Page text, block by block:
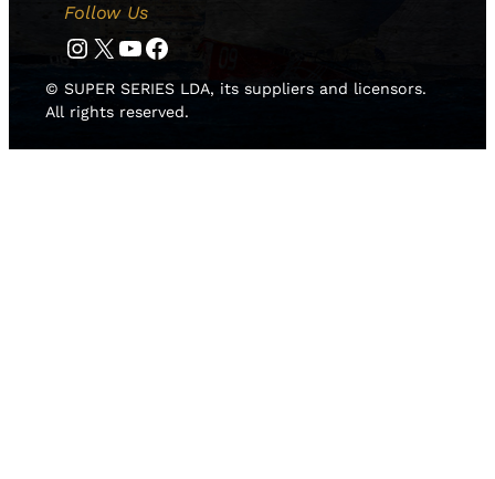
Follow Us
Instagram Twitter YouTube Facebook
© SUPER SERIES LDA, its suppliers and licensors.
All rights reserved.